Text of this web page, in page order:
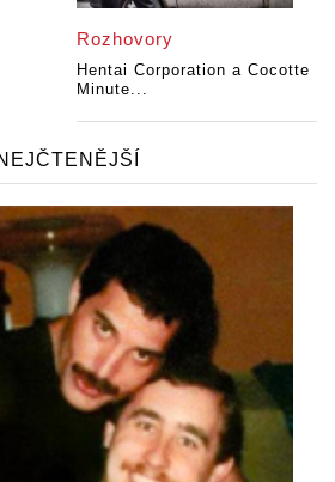
Rozhovory
Hentai Corporation a Cocotte
Minute...